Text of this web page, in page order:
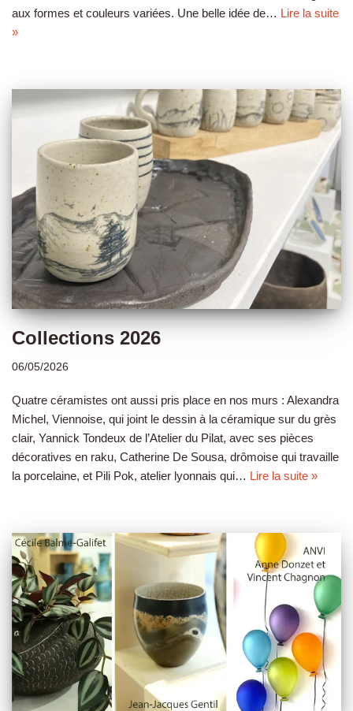
aux formes et couleurs variées. Une belle idée de… Lire la suite
»
Collections 2026
06/05/2026
Quatre céramistes ont aussi pris place en nos murs : Alexandra
Michel, Viennoise, qui joint le dessin à la céramique sur du grès
clair, Yannick Tondeux de l’Atelier du Pilat, avec ses pièces
décoratives en raku, Catherine De Sousa, drômoise qui travaille
la porcelaine, et Pili Pok, atelier lyonnais qui… Lire la suite »